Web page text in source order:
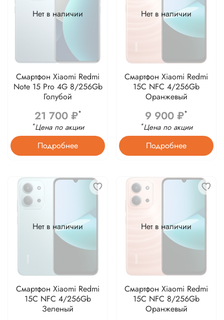
Нет в наличии
Смартфон Xiaomi Redmi
Note 15 Pro 4G 8/256Gb
Голубой
21 700 ₽*
*Цена по акции
Подробнее
Нет в наличии
Смартфон Xiaomi Redmi
15C NFC 4/256Gb
Оранжевый
9 900 ₽*
*Цена по акции
Подробнее
Нет в наличии
Смартфон Xiaomi Redmi
15C NFC 4/256Gb
Зеленый
Нет в наличии
Смартфон Xiaomi Redmi
15C NFC 8/256Gb
Оранжевый